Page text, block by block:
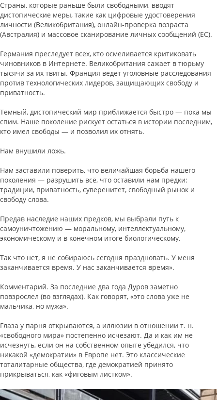
Страны, которые раньше были свободными, вводят
дистопические меры, такие как цифровые удостоверения
личности (Великобритания), онлайн-проверка возраста
(Австралия) и массовое сканирование личных сообщений (ЕС).
Германия преследует всех, кто осмеливается критиковать
чиновников в Интернете. Великобритания сажает в тюрьму
тысячи за их твиты. Франция ведет уголовные расследования
против технологических лидеров, защищающих свободу и
приватность.
Темный, дистопический мир приближается быстро — пока мы
спим. Наше поколение рискует остаться в истории последним,
кто имел свободы — и позволил их отнять.
Нам внушили ложь.
Нам заставили поверить, что величайшая борьба нашего
поколения — разрушить всё, что оставили нам предки:
традиции, приватность, суверенитет, свободный рынок и
свободу слова.
Предав наследие наших предков, мы выбрали путь к
самоуничтожению — моральному, интеллектуальному,
экономическому и в конечном итоге биологическому.
Так что нет, я не собираюсь сегодня праздновать. У меня
заканчивается время. У нас заканчивается время».
Комментарий. За последние два года Дуров заметно
повзрослел (во взглядах). Как говорят, «это слова уже не
мальчика, но мужа».
Глаза у парня открываются, а иллюзии в отношении т. н.
«свободного мира» постепенно исчезают. Да и как им не
исчезнуть, если он на собственном опыте убедился, что
никакой «демократии» в Европе нет. Это классические
тоталитарные общества, где демократией принято
прикрываться, как «фиговым листком».